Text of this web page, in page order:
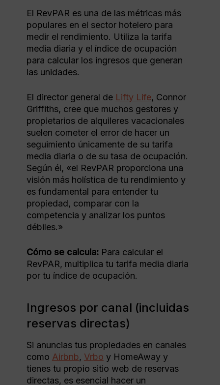
El RevPAR es una de las métricas más
populares en el sector hotelero para
medir el rendimiento. Utiliza la tarifa
media diaria y el índice de ocupación
para calcular los ingresos que generan
las unidades.
El director general de Lifty Life, Connor
Griffiths, cree que muchos gestores y
propietarios de alquileres vacacionales
suelen cometer el error de hacer un
seguimiento únicamente de su tarifa
media diaria o de su tasa de ocupación.
Según él, «el RevPAR proporciona una
visión más holística de tu rendimiento y
es fundamental para entender tu
propiedad, comparar con la
competencia y analizar los puntos
débiles.»
Cómo se calcula: Para calcular el
RevPAR, multiplica tu tarifa media diaria
por tu índice de ocupación.
Ingresos por canal (incluidas
reservas directas)
Si anuncias tus propiedades en canales
como Airbnb, Vrbo y HomeAway y
tienes tu propio sitio web de reservas
directas, es esencial hacer un